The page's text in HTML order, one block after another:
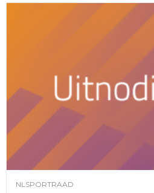
NLSPORTRAAD